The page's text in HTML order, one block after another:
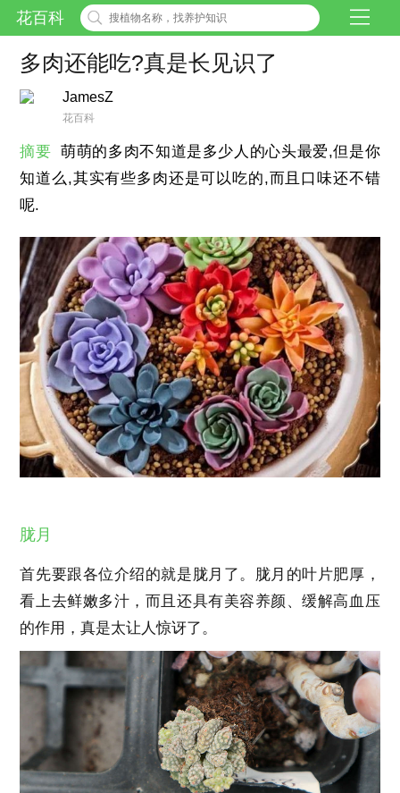
花百科
多肉还能吃?真是长见识了
JamesZ
花百科
摘要 萌萌的多肉不知道是多少人的心头最爱,但是你
知道么,其实有些多肉还是可以吃的,而且口味还不错
呢.
胧月
首先要跟各位介绍的就是胧月了。胧月的叶片肥厚，
看上去鲜嫩多汁，而且还具有美容养颜、缓解高血压
的作用，真是太让人惊讶了。